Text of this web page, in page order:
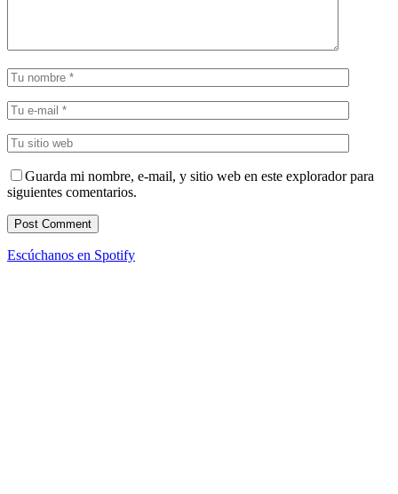
Guarda mi nombre, e-mail, y sitio web en este explorador para
siguientes comentarios.
Escúchanos en Spotify